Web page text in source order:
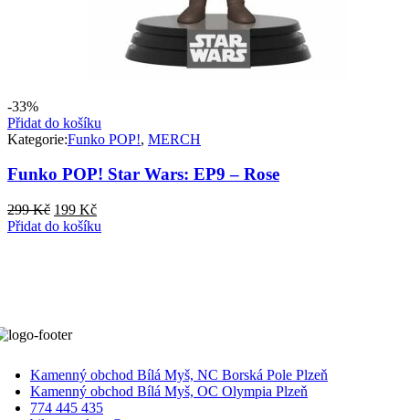
-33%
Přidat do košíku
Kategorie:Funko POP!, MERCH
Funko POP! Star Wars: EP9 – Rose
299Kč Původní
cena
199 KčAktuální
cena
Přidat do košíku
Kamenný obchod Bílá Myš, NC Borská Pole Plzeň
Kamenný obchod Bílá Myš, OC Olympia Plzeň
774 445 435